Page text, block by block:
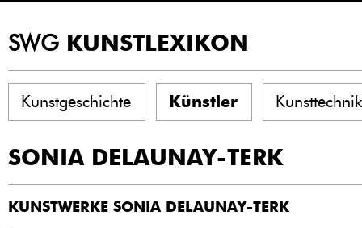
SWG KUNSTLEXIKON
Kunstgeschichte Künstler
SONIA DELAUNAY-TERK
KUNSTWERKE SONIA DELAUNAY-TERK